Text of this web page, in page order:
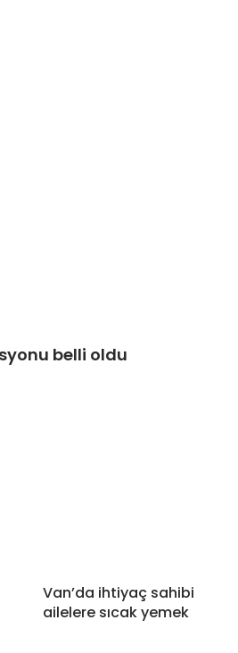
belli oldu
Van’da ihtiyaç sahibi
ailelere sıcak yemek